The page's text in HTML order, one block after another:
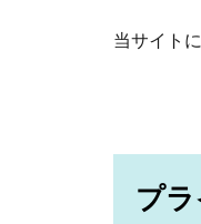
当サイト
プ